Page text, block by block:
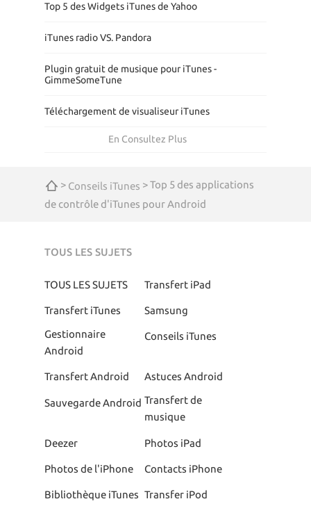
Top 5 des Widgets iTunes de Yahoo
iTunes radio VS. Pandora
Plugin gratuit de musique pour iTunes -
GimmeSomeTune
Téléchargement de visualiseur iTunes
En Consultez Plus
> Conseils iTunes > Top 5 des applications
de contrôle d'iTunes pour Android
TOUS LES SUJETS
TOUS LES SUJETS Transfert iPad
Transfert iTunes
Samsung
Gestionnaire
Android
Conseils iTunes
Transfert Android Astuces Android
Sauvegarde Android Transfert de
musique
Deezer Photos iPad
Photos de l'iPhone Contacts iPhone
Bibliothèque iTunes Transfer iPod